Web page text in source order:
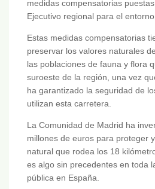
medidas compensatorias
Ejecutivo regional para el
Estas medidas compensatorias
preservar los valores naturales
las poblaciones de fauna y flora
suroeste de la región, una vez
ha garantizado la seguridad de
utilizan esta carretera.
La Comunidad de Madrid ha
millones de euros para proteger
natural que rodea los 18
es algo sin precedentes en toda
pública en España.